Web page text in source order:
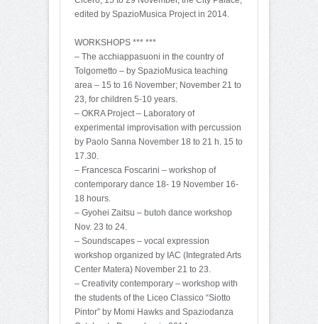
edited by SpazioMusica Project in 2014.
WORKSHOPS *** ***
– The acchiappasuoni in the country of
Tolgometto – by SpazioMusica teaching
area – 15 to 16 November; November 21 to
23, for children 5-10 years.
– OKRA Project – Laboratory of
experimental improvisation with percussion
by Paolo Sanna November 18 to 21 h. 15 to
17.30.
– Francesca Foscarini – workshop of
contemporary dance 18- 19 November 16-
18 hours.
– Gyohei Zaitsu – butoh dance workshop
Nov. 23 to 24.
– Soundscapes – vocal expression
workshop organized by IAC (Integrated Arts
Center Matera) November 21 to 23.
– Creativity contemporary – workshop with
the students of the Liceo Classico “Siotto
Pintor” by Momi Hawks and Spaziodanza